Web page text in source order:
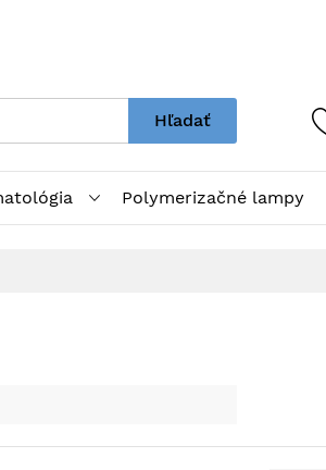
Hľadať
Polymerizačné lampy